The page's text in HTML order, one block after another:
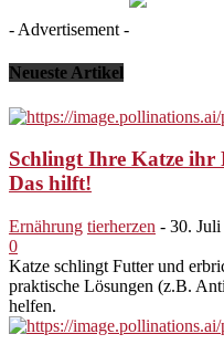
- Advertisement -
Neueste Artikel
Schlingt Ihre Katze
Das hilft!
Ernährung tierherzen - 30.
0
Katze schlingt Futter und
praktische Lösungen (z.B.
helfen.